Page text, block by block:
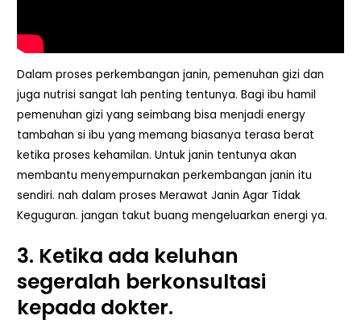
Dalam proses perkembangan janin, pemenuhan gizi dan
juga nutrisi sangat lah penting tentunya. Bagi ibu hamil
pemenuhan gizi yang seimbang bisa menjadi energy
tambahan si ibu yang memang biasanya terasa berat
ketika proses kehamilan. Untuk janin tentunya akan
membantu menyempurnakan perkembangan janin itu
sendiri. nah dalam proses Merawat Janin Agar Tidak
Keguguran. jangan takut buang mengeluarkan energi ya.
3. Ketika ada keluhan
segeralah berkonsultasi
kepada dokter.